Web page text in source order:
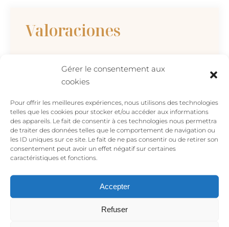
Gérer le consentement aux
cookies
Pour offrir les meilleures expériences, nous utilisons des technologies
telles que les cookies pour stocker et/ou accéder aux informations
des appareils. Le fait de consentir à ces technologies nous permettra
de traiter des données telles que le comportement de navigation ou
les ID uniques sur ce site. Le fait de ne pas consentir ou de retirer son
consentement peut avoir un effet négatif sur certaines
caractéristiques et fonctions.
Accepter
Refuser
cantidadValoraciones
No hay valoraciones aún.
Sé el primero en valorar “CHAKRA SOLAR –
collar de oro”
Tu dirección de correo electrónico no será
publicada. Los campos obligatorios están
marcados con
Tu valoración *